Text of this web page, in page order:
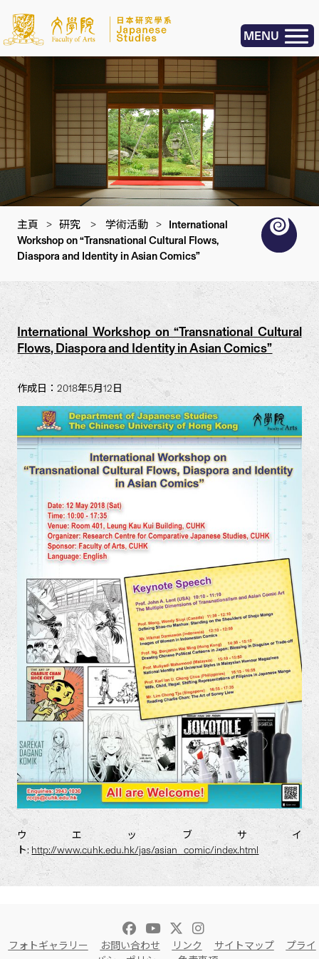
MENU
主頁 > 研究 > 学術活動 >
International
Workshop on “Transnational Cultural Flows,
Diaspora and Identity in Asian Comics”
International Workshop on “Transnational Cultural
Flows, Diaspora and Identity in Asian Comics”
作成日：2018年5月12日
ウエッブサイ
ト:http://www.cuhk.edu.hk/jas/asian_comic/index.html
フォトギャラリー お問い合わせ リンク サイトマップ
プライ